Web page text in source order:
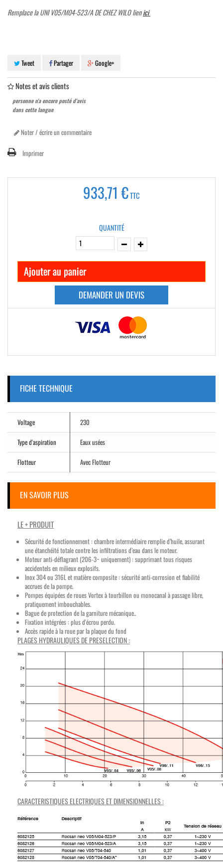
Remplace la UNI V05/M04-523/A DE CHEZ WILO lienici
Tweet Partager Google+
Notes et avis clients
personne n'a encore posté d'avis
dans cette langue
Noter / écrire un commentaire
Imprimer
933,71 €TTC
QUANTITÉ
Ajouter au panier
DEMANDER UN DEVIS
FICHE TECHNIQUE
Voltage
230
Type d'aspiration
Eaux usées
Flotteur
Avec Flotteur
EN SAVOIR PLUS
LE + PRODUIT
Sécurité de fonctionnement : chambre intermédiaire remplie d’huile, assurant
une étanchéité totale contre les infiltrations d’eau dans le moteur.
Moteur anti-déflagrant (206-3~ uniquement) : supprimant tous risques
accidentels en milieux explosifs.
Inox 304 ou 316L et matière composite : sécurité anti-corrosion et fiabilité
accrues de la pompe.
Pompes équipées de roues Vortex à tourbillon ou monocanal à passage libre,
pratiquement imbouchables.
Bague de protection de la garniture mécanique..
Fixation intégrées : plus d'écrou perdu.
Accès rapide à la roue par la plaque du fond
PLAGES HYDRAULIQUES DE PRESELECTION :
CARACTERISTIQUES ELECTRIQUES ET DIMENSIONNELLES :